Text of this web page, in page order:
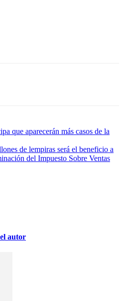
que aparecerán más casos de la
de lempiras será el beneficio a
del Impuesto Sobre Ventas
autor